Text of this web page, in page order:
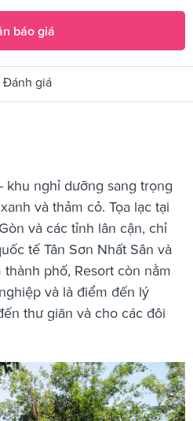
báo giá
Đánh giá
khu nghỉ dưỡng sang trọng
và thảm cỏ. Tọa lạc tại
và các tỉnh lân cận, chỉ
tế Tân Sơn Nhất Sân và
phố, Resort còn nằm
và là điểm đến lý
thư giãn và cho các đôi